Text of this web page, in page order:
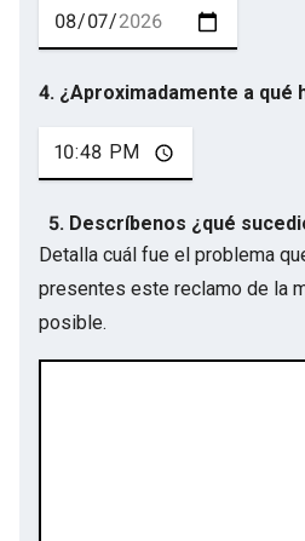
4. ¿Aproximadamente a qué
5. Descríbenos ¿qué
Detalla cuál fue el problema
presentes este reclamo de la
posible.